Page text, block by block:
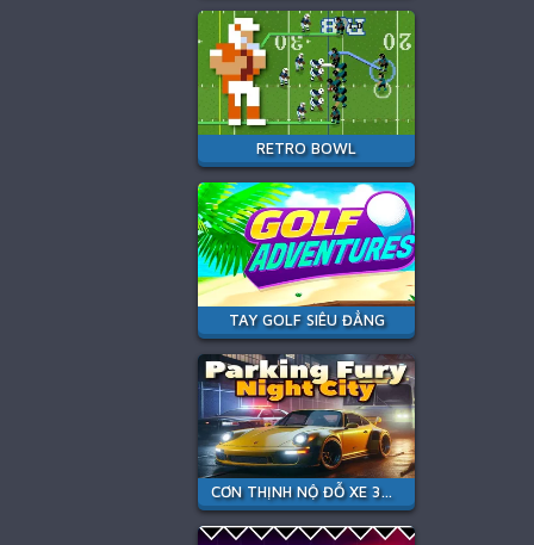
RETRO BOWL
TAY GOLF SIÊU ĐẲNG
CƠN THỊNH NỘ ĐỖ XE 3D: THÀNH PHỐ ĐÊM